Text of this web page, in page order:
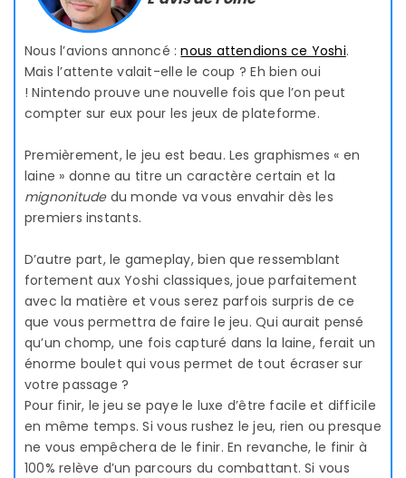
Nous l’avions annoncé :nous attendions ce Yoshi.
Mais l’attente valait-elle le coup ? Eh bien oui
! Nintendo prouve une nouvelle fois que l’on peut
compter sur eux pour les jeux de plateforme.
Premièrement, le jeu est beau. Les graphismes « en
laine » donne au titre un caractère certain et la
mignonitude du monde va vous envahir dès les
premiers instants.
D’autre part, le gameplay, bien que ressemblant
fortement aux Yoshi classiques, joue parfaitement
avec la matière et vous serez parfois surpris de ce
que vous permettra de faire le jeu. Qui aurait pensé
qu’un chomp, une fois capturé dans la laine, ferait un
énorme boulet qui vous permet de tout écraser sur
votre passage ?
Pour finir, le jeu se paye le luxe d’être facile et difficile
en même temps. Si vous rushez le jeu, rien ou presque
ne vous empêchera de le finir. En revanche, le finir à
100% relève d’un parcours du combattant. Si vous